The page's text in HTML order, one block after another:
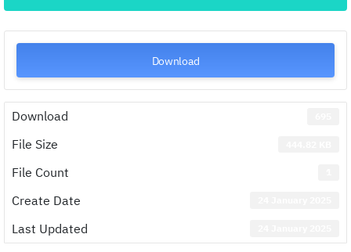
Download
Download
File Size
File Count
Create Date
Last Updated